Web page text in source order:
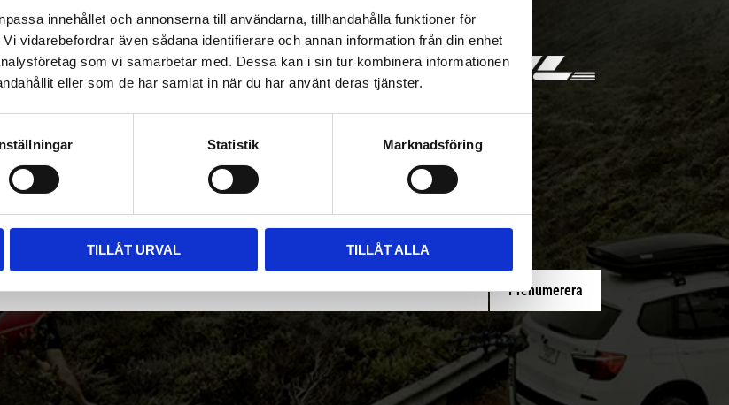
innehållet och annonserna till användarna, tillhandahålla funktioner för
vidarebefordrar även sådana identifierare och annan information från din enhet
som vi samarbetar med. Dessa kan i sin tur kombinera informationen
eller som de har samlat in när du har använt deras tjänster.
Statistik Marknadsföring
TILLÅT URVAL TILLÅT ALLA
Snabba leveranser || Hämta på lagret med/utan montering
Prenumerera